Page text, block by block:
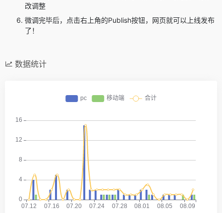
改调整
微调完毕后，点击右上角的Publish按钮，网页就可以上线发布
了！
数据统计